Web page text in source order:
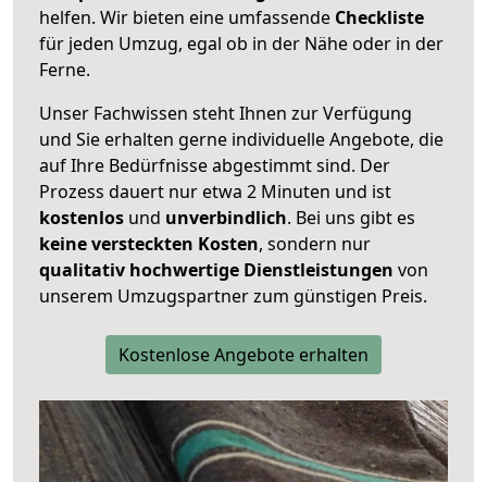
helfen. Wir bieten eine umfassende Checkliste
für jeden Umzug, egal ob in der Nähe oder in der
Ferne.
Unser Fachwissen steht Ihnen zur Verfügung
und Sie erhalten gerne individuelle Angebote, die
auf Ihre Bedürfnisse abgestimmt sind. Der
Prozess dauert nur etwa 2 Minuten und ist
kostenlos und unverbindlich. Bei uns gibt es
keine versteckten Kosten, sondern nur
qualitativ hochwertige Dienstleistungen von
unserem Umzugspartner zum günstigen Preis.
Kostenlose Angebote erhalten